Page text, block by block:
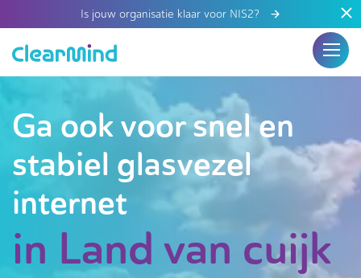
Is jouw organisatie klaar voor NIS2?
Ga ook voor snel en
stabiel glasvezel
internet
in Land van cuijk